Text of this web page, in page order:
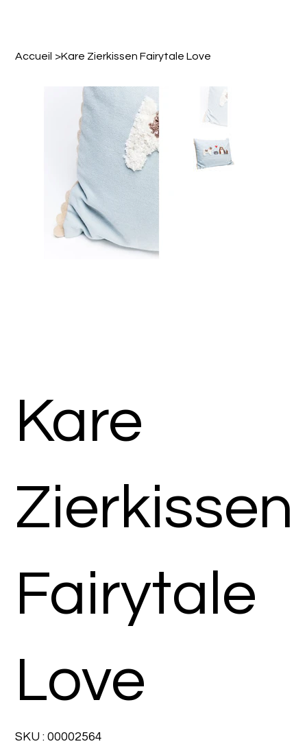
Accueil >Kare Zierkissen Fairytale Love
Kare
Zierkissen
Fairytale
Love
SKU : SKU
00002564
00002564